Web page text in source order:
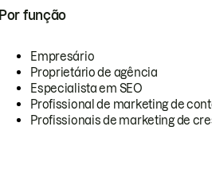
Por função
Empresário
Proprietário de agência
Especialista em SEO
Profissional de marketing de
Profissionais de marketing de